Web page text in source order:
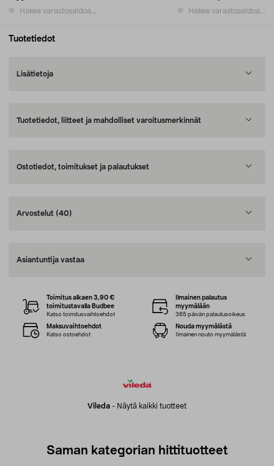
Hakee varastosaldoa... Hakee varastosaldoa...
Tuotetiedot
Lisätietoja
Tuotetiedot, liitteet ja mahdolliset varoitusmerkinnät
Ostotiedot, toimitukset ja palautukset
Arvostelut (40)
Asiantuntija vastaa
Vileda - Näytä kaikki tuotteet
Toimitus alkaen 3,90 €
toimitustavalla Budbee
Katso toimitusvaihtoehdot
Ilmainen palautus
myymälään
365 päivän palautusoikeus
Maksuvaihtoehdot
Katso ostoehdot
Nouda myymälästä
Ilmainen nouto myymälästä
Saman kategorian hittituotteet